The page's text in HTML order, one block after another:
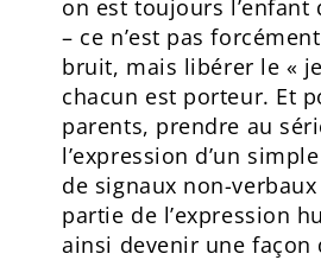
on est toujours l’enfant
– ce n’est pas
bruit, mais libérer le «
chacun est porteur. Et
parents, prendre au
l’expression d’un
de signaux non-
partie de l’expression
ainsi devenir une façon